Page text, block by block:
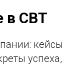
в СВТ
кейсы
успеха,